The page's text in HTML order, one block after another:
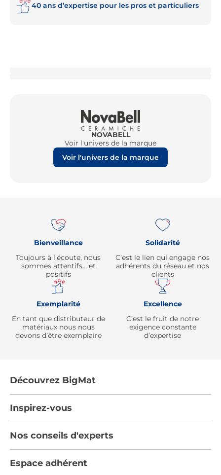
40 ans d’expertise pour les pros et particuliers
NOVABELL
Voir l'univers de la marque
Voir l'univers de la marque
Bienveillance
Toujours à l'écoute, nous
sommes attentifs… et
positifs
Solidarité
C’est le lien qui engage nos
adhérents du réseau et nos
clients
Exemplarité
En tant que distributeur de
matériaux nous nous
devons d’être exemplaire
Excellence
C’est le fruit de notre
exigence constante
d’expertise
Découvrez BigMat
Devenez adhérent
Inspirez-vous
Nos catalogues
Nos conseils d'experts
Espace adhérent